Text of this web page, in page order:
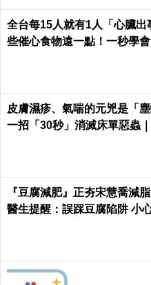
全台每15人就有1人「心臟出
些催心食物遠一點！一秒學
皮膚濕疹、氣喘的元兇是「
一招「30秒」消滅床單惡蟲
『豆腐減肥』正夯宋慧喬減
醫生提醒：誤踩豆腐陷阱 小